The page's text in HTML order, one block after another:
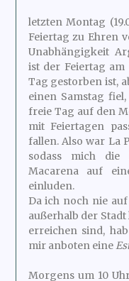
letzten Montag
Feiertag zu Ehren
Unabhängigkeit
ist der Feiertag am
Tag gestorben ist,
einen Samstag
freie Tag auf den
mit Feiertagen
fallen. Also war La
sodass mich die
Macarena auf
einluden.
Da ich noch nie
außerhalb der
erreichen sind,
mir anboten eine
Morgens um 10